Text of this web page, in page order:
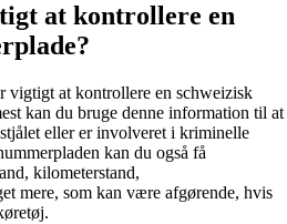
at kontrollere en
vigtigt at kontrollere en schweizisk
kan du bruge denne information til at
eller er involveret i kriminelle
kan du også få
kilometerstand,
mere, som kan være afgørende, hvis